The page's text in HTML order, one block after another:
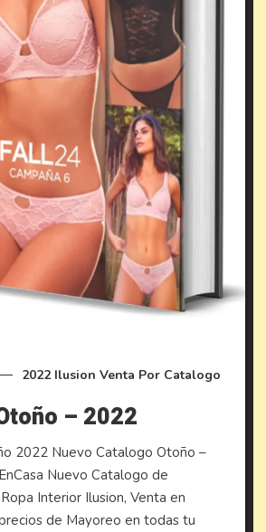
2022 Ilusion Venta Por Catalogo
– 2022
2022 Nuevo Catalogo Otoño –
Nuevo Catalogo de
Interior Ilusion, Venta en
de Mayoreo en todas tu